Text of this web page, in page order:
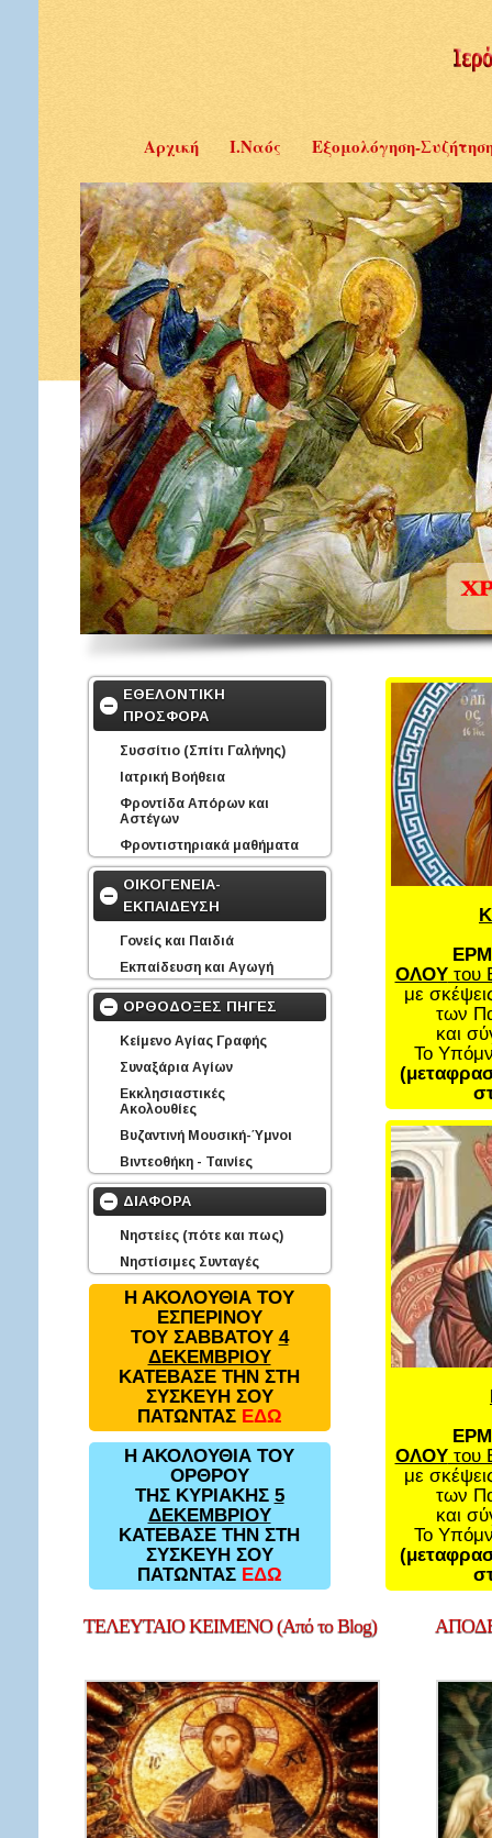
Αρχική Ι.Ναός Εξομολόγηση-
ΕΘΕΛΟΝΤΙΚΗ
ΠΡΟΣΦΟΡΑ
Συσσίτιο (Σπίτι Γαλήνης)
Ιατρική Βοήθεια
Φροντίδα Απόρων και
Αστέγων
Φροντιστηριακά μαθήματα
ΟΙΚΟΓΕΝΕΙΑ-
ΕΚΠΑΙΔΕΥΣΗ
Γονείς και Παιδιά
Εκπαίδευση και Αγωγή
ΟΡΘΟΔΟΞΕΣ ΠΗΓΕΣ
Κείμενο Αγίας Γραφής
Συναξάρια Αγίων
Εκκλησιαστικές
Ακολουθίες
Βυζαντινή Μουσική-Ύμνοι
Βιντεοθήκη - Ταινίες
ΔΙΑΦΟΡΑ
Νηστείες (πότε και πως)
Νηστίσιμες Συνταγές
Η ΑΚΟΛΟΥΘΙΑ ΤΟΥ
ΕΣΠΕΡΙΝΟΥ
ΤΟΥ ΣΑΒΒΑΤΟΥ 4
ΔΕΚΕΜΒΡΙΟΥ
ΚΑΤΕΒΑΣΕ ΤΗΝ ΣΤΗ
ΣΥΣΚΕΥΗ ΣΟΥ
ΠΑΤΩΝΤΑΣ ΕΔΩ
Η ΑΚΟΛΟΥΘΙΑ ΤΟΥ
ΟΡΘΡΟΥ
ΤΗΣ ΚΥΡΙΑΚΗΣ 5
ΔΕΚΕΜΒΡΙΟΥ
ΚΑΤΕΒΑΣΕ ΤΗΝ ΣΤΗ
ΣΥΣΚΕΥΗ ΣΟΥ
ΠΑΤΩΝΤΑΣ ΕΔΩ
ΟΛΟΥτου
με
των
και
Το
ΟΛΟΥτου
με
των
και
Το
ΤΕΛΕΥΤΑΙΟΚΕΙΜΕΝΟ (Από το Blog)